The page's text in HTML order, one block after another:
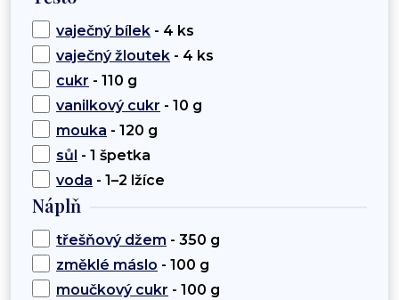
vaječný bílek - 4 ks
vaječný žloutek - 4 ks
cukr - 110 g
vanilkový cukr - 10 g
mouka - 120 g
sůl - 1 špetka
voda - 1–2 lžíce
Náplň
třešňový džem - 350 g
změklé máslo - 100 g
moučkový cukr - 100 g